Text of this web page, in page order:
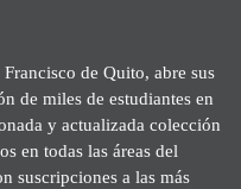
de Quito, abre sus
de miles de estudiantes en
y actualizada colección
en todas las áreas del
suscripciones a las más